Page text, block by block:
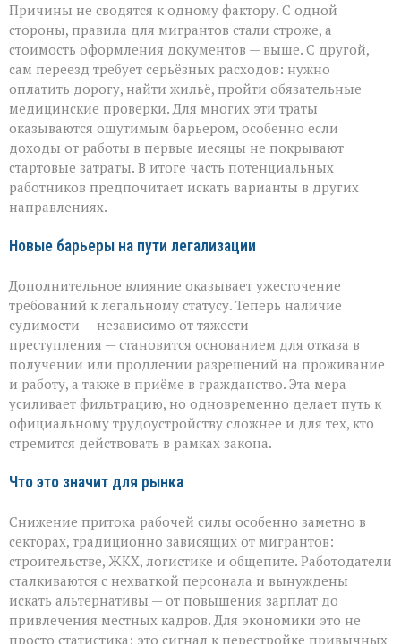
Причины не сводятся к одному фактору. С одной
стороны, правила для мигрантов стали строже, а
стоимость оформления документов — выше. С другой,
сам переезд требует серьёзных расходов: нужно
оплатить дорогу, найти жильё, пройти обязательные
медицинские проверки. Для многих эти траты
оказываются ощутимым барьером, особенно если
доходы от работы в первые месяцы не покрывают
стартовые затраты. В итоге часть потенциальных
работников предпочитает искать варианты в других
направлениях.
Новые барьеры на пути легализации
Дополнительное влияние оказывает ужесточение
требований к легальному статусу. Теперь наличие
судимости — независимо от тяжести
преступления — становится основанием для отказа в
получении или продлении разрешений на проживание
и работу, а также в приёме в гражданство. Эта мера
усиливает фильтрацию, но одновременно делает путь к
официальному трудоустройству сложнее и для тех, кто
стремится действовать в рамках закона.
Что это значит для рынка
Снижение притока рабочей силы особенно заметно в
секторах, традиционно зависящих от мигрантов:
строительстве, ЖКХ, логистике и общепите. Работодатели
сталкиваются с нехваткой персонала и вынуждены
искать альтернативы — от повышения зарплат до
привлечения местных кадров. Для экономики это не
просто статистика: это сигнал к перестройке привычных